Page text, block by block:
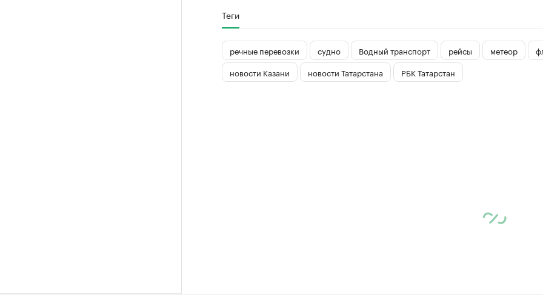
Теги
речные перевозки судно Водный транспорт рейсы метеор
новости Казани
новости Татарстана РБК Татарстан